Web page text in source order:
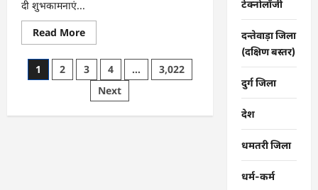
दी शुभकामनाएं...
Read MoreRead
more
CG
:
राष्ट्रीय
पर
Posts
1 2 3 4 …
3,022
Next
टेक्नोलॉजी
दन्तेवाड़ा जिला
(दक्षिण बस्तर)
दुर्ग जिला
देश
धमतरी जिला
धर्म-कर्म